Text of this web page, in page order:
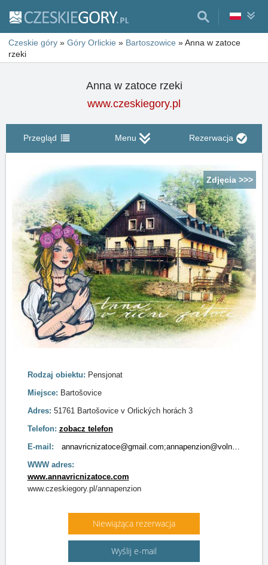
Czeskie góry » Góry Orlickie » Bartoszowice »Anna w zatoce
rzeki
Anna w zatoce rzeki
www.czeskiegory.pl
Przegląd Menu Rezerwacja
Zdjęcia >>>
Rodzaj obiektu: Pensjonat
Miejsce: Bartošovice
Adres: 51761 Bartošovice v Orlických horách 3
Telefon: zobacz telefon
E-mail:
annavricnizatoce@gmail.com;annapenzion@volny.cz
WWW adres:
www.annavricnizatoce.com
www.czeskiegory.pl/annapenzion
Niewiążąca rezerwacja
Wyślij e-mail